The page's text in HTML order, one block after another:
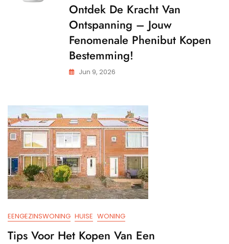
Ontdek De Kracht Van
Ontspanning – Jouw
Fenomenale Phenibut Kopen
Bestemming!
Jun 9, 2026
EENGEZINSWONING HUISE WONING
Tips Voor Het Kopen Van Een